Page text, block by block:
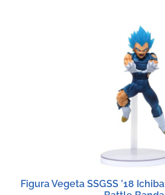
Figura Vegeta SSGSS ’18